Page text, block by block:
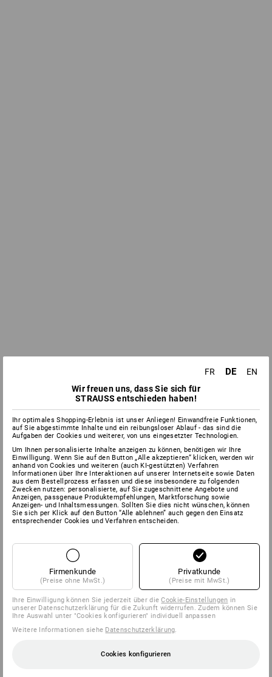
FR DE
EN
Wir freuen uns, dass Sie sich für
STRAUSS entschieden haben!
Ihr optimales Shopping-Erlebnis ist unser Anliegen! Einwandfreie Funktionen,
auf Sie abgestimmte Inhalte und ein reibungsloser Ablauf - das sind die
Aufgaben der Cookies und weiterer, von uns eingesetzter Technologien.
Um Ihnen personalisierte Inhalte anzeigen zu können, benötigen wir Ihre
Einwilligung. Wenn Sie auf den Button „Alle akzeptieren“ klicken, werden wir
anhand von Cookies und weiteren (auch KI-gestützten) Verfahren
Informationen über Ihre Interaktionen auf unserer Internetseite sowie Daten
aus dem Bestellprozess erfassen und diese insbesondere zu folgenden
Zwecken nutzen: personalisierte, auf Sie zugeschnittene Angebote und
Anzeigen, passgenaue Produktempfehlungen, Marktforschung sowie
Anzeigen- und Inhaltsmessungen. Sollten Sie dies nicht wünschen, können
Sie sich per Klick auf den Button “Alle ablehnen” auch gegen den Einsatz
entsprechender Cookies und Verfahren entscheiden.
Firmenkunde
(Preise ohne MwSt.)
Privatkunde
(Preise mit MwSt.)
Ihre Einwilligung können Sie jederzeit über dieCookie-Einstellungen in
unserer Datenschutzerklärung für die Zukunft widerrufen. Zudem können Sie
Ihre Auswahl unter "Cookies konfigurieren" individuell anpassen
Weitere Informationen siehe Datenschutzerklärung.
Cookies konfigurieren